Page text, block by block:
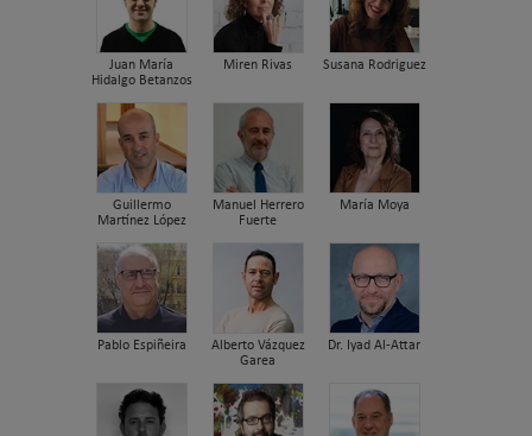
Juan María
Hidalgo Betanzos
Miren Rivas Susana Rodriguez
Guillermo
Martínez López
Manuel Herrero
Fuerte
María Moya
Pablo Espiñeira
Alberto Vázquez
Garea
Dr. Iyad Al-Attar